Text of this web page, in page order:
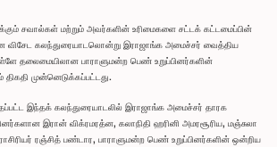
சவால்கள் மற்றும் அவர்களின் உரிமைகளை சட்டக் கட்டமைப்பின்
விசேட கலந்துரையாடலொன்று இராஜாங்க அமைச்சர் வைத்திய
தலைமையிலான பாராளுமன்ற பெண் உறுப்பினர்களின்
முன்னெடுக்கப்பட்டது.
இந்தக் கலந்துரையாடலில் இராஜாங்க அமைச்சர் தாரக
இரான் விக்ரமரத்ன, கலாநிதி ஹரினி அமரசூரிய, மஞ்சுலா
ரஞ்சித் பண்டார, பாராளுமன்ற பெண் உறுப்பினர்களின் ஒன்றிய